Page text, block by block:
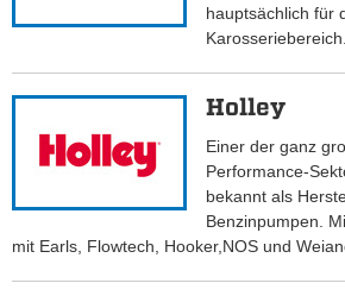
hauptsächlich für
Karosseriebereich.
Holley
Einer der ganz
Performance-
bekannt als
Benzinpumpen.
mit Earls, Flowtech, Hooker,NOS und